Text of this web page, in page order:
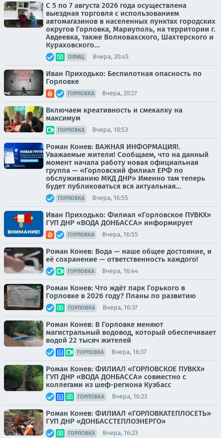
С 5 по 7 августа 2026 года осуществлена
выездная торговля с использованием
автомагазинов в населенных пунктах городских
округов Горловка, Мариуполь, на территории г.
Авдеевка, также Волновахского, Шахтерского и
Кураховского...
ОФИЦ. Вчера, 20:45
Иван Приходько: Беспилотная опасность по
Горловке
ГОРЛОВКА Вчера, 20:27
Включаем креативность и смекалку на
максимум
ГОРЛОВКА Вчера, 18:53
Роман Конев: ВАЖНАЯ ИНФОРМАЦИЯ!.
Уважаемые жители! Сообщаем, что на данный
момент начала работу новая официальная
группа — «Горловский филиал ЕРФ по
обслуживанию МКД ДНР» Именно там теперь
будет публиковаться вся актуальная...
ГОРЛОВКА Вчера, 16:55
Иван Приходько: Филиал «Горловское ПУВКХ»
ГУП ДНР «ВОДА ДОНБАССА» информирует
ГОРЛОВКА Вчера, 16:55
Роман Конев: Вода — наше общее достояние, и
её сохранение — ответственность каждого!
ГОРЛОВКА Вчера, 16:44
Роман Конев: Что ждёт парк Горького в
Горловке в 2026 году? Планы по развитию
ГОРЛОВКА Вчера, 16:37
Роман Конев: В Горловке меняют
магистральный водовод, который обеспечивает
водой 22 тысяч жителей
ГОРЛОВКА Вчера, 16:37
Роман Конев: ФИЛИАЛ «ГОРЛОВСКОЕ ПУВКХ»
ГУП ДНР «ВОДА ДОНБАССА» совместно с
коллегами из шеф-региона Кузбасс
ГОРЛОВКА Вчера, 16:23
Роман Конев: ФИЛИАЛ «ГОРЛОВКАТЕПЛОСЕТЬ»
ГУП ДНР «ДОНБАССТЕПЛОЭНЕРГО»
ГОРЛОВКА Вчера, 16:23